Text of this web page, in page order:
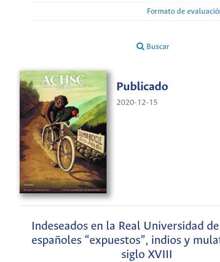
Formato de
Buscar
Publicado
2020-12-15
Indeseados en la Real Universidad
españoles “expuestos”, indios y
siglo XVIII